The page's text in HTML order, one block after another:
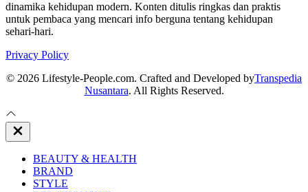
dinamika kehidupan modern. Konten ditulis ringkas dan praktis
untuk pembaca yang mencari info berguna tentang kehidupan
sehari-hari.
Privacy Policy
© 2026 Lifestyle-People.com. Crafted and Developed byTranspedia
Nusantara. All Rights Reserved.
Close
Off
BEAUTY & HEALTH
BRAND
STYLE